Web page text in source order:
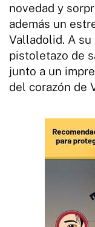
novedad y
además un
Valladolid. A su
pistoletazo de
junto a un
del corazón de